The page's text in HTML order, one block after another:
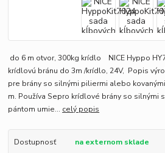
do 6 m otvor, 300kg krídlo NICE Hyppo
krídlovú bránu do 3m /krídlo, 24V, Popis
pre brány so silnými piliermi alebo
m. Používa Sepro krídlové brány so silnými
pántom umie... celý popis
Dostupnosť
na externom sklade